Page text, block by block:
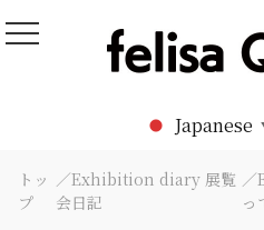
to
Felisa Quilts
パッチワークキルト
Japanese
トッ
プ
／Exhibition diary 展覧
会日記
／
っ